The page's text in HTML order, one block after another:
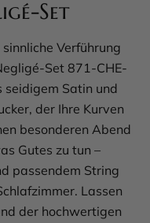
Set
Verführung
Set 871-CHE-
seidigem Satin und
der Ihre Kurven
besonderen Abend
Gutes zu tun –
passendem String
Lassen
der hochwertigen